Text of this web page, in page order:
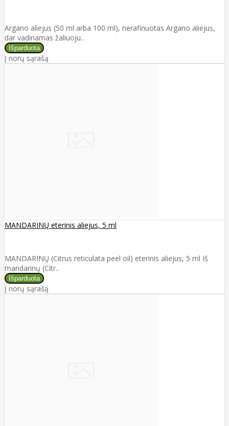
Argano aliejus (50 ml arba 100 ml), nerafinuotas Argano aliejus,
dar vadinamas žaliuoju..
Į norų sąrašą
MANDARINŲ eterinis aliejus, 5 ml
MANDARINŲ (Citrus reticulata peel oil) eterinis aliejus, 5 ml Iš
mandarinų (Citr..
Į norų sąrašą